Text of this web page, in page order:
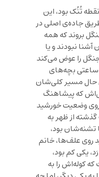
تُنُک بود، این
جاده‌ی اصلی در
بروند که همه
نبودند و یا
جنگل را عوض می‌کند
ساعتی بچه‌های
حال مسیر کلی‌شان
که پیشاهنگ
وضعیت خورشید
از ظهر به
بود،
روی علف‌ها، خانم
یکی کم بود،
کوله‌اش را به